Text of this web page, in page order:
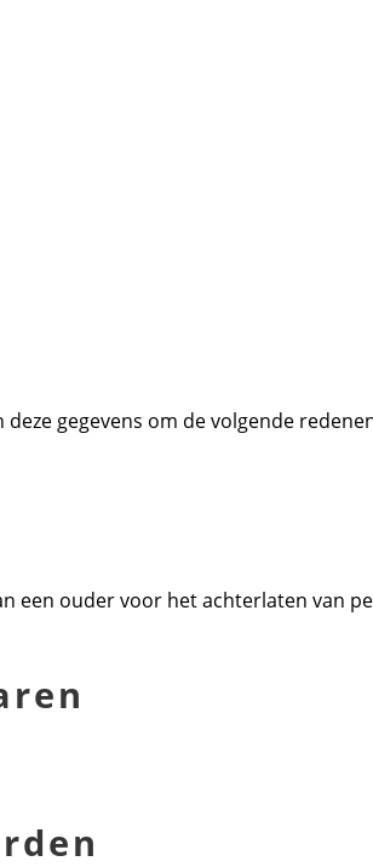
gegevens om de volgende
ouder voor het achterlaten van